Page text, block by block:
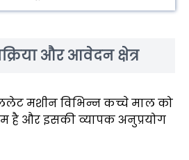
और आवेदन क्षेत्र
मशीन विभिन्न कच्चे माल को
है और इसकी व्यापक अनुप्रयोग